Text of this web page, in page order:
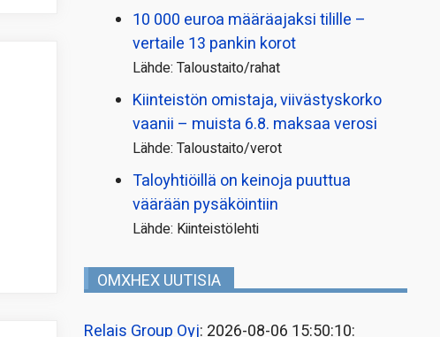
10 000 euroa määräajaksi tilille –
vertaile 13 pankin korot
Lähde: Taloustaito/rahat
Kiinteistön omistaja, viivästyskorko
vaanii – muista 6.8. maksaa verosi
Lähde: Taloustaito/verot
Taloyhtiöillä on keinoja puuttua
väärään pysäköintiin
Lähde: Kiinteistölehti
OMXHEX UUTISIA
Relais Group Oyj: 2026-08-06 15:50:10: